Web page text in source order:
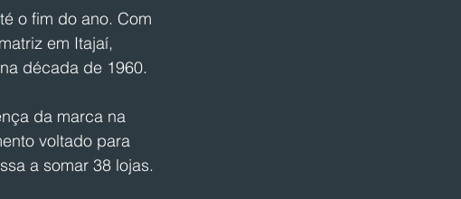
o fim do ano. Com
em Itajaí,
década de 1960.
da marca na
voltado para
a somar 38 lojas.